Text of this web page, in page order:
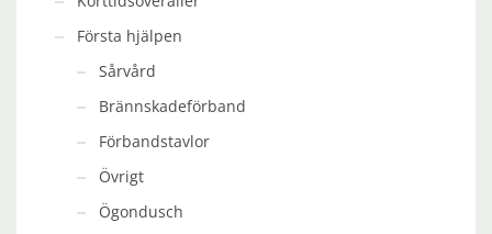
Första hjälpen
Sårvård
Brännskadeförband
Förbandstavlor
Övrigt
Ögondusch